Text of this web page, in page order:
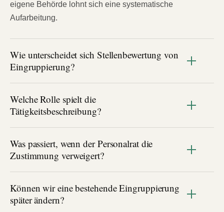
eigene Behörde lohnt sich eine systematische
Aufarbeitung.
Wie unterscheidet sich Stellenbewertung von
Eingruppierung?
Welche Rolle spielt die
Tätigkeitsbeschreibung?
Was passiert, wenn der Personalrat die
Zustimmung verweigert?
Können wir eine bestehende Eingruppierung
später ändern?